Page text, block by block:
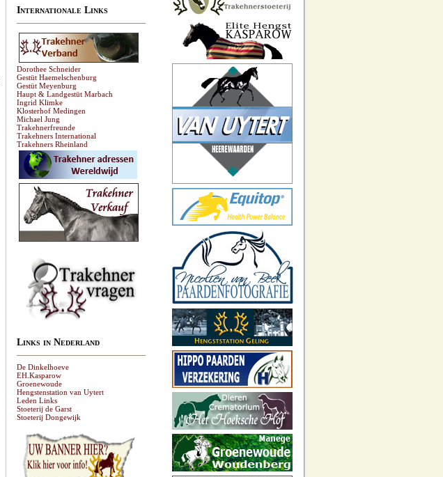
Internationale Links
Dorothee Schneider
Gestüt Haemelschenburg
Gestüt Meyenburg
Haupt & Landgestüt Marbach
Ingrid Klimke
Klosterhof Medingen
Michael Jung
Trakehnerfreunde
Trakehners International
Trakehners Rheinland
Links in Nederland
De Dinkelhoeve
EH.Kasparow
Groenewoude
Hengstenstation van Uytert
Leden Links
Stoeterij de Garst
Stoeterij Dongewijk